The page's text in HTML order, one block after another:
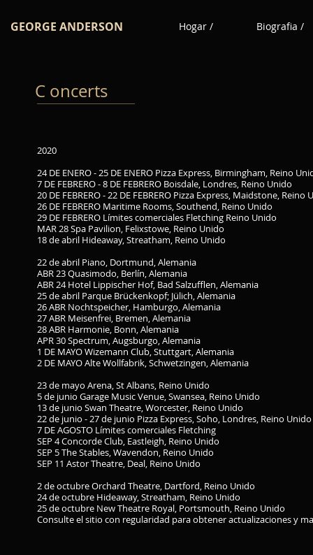
Hogar / Biografia /
GEORGE ANDERSON
C oncerts
2020
24 DE ENERO - 25 DE ENERO Pizza Express, Birmingham, Reino
7 DE FEBRERO - 8 DE FEBRERO Boisdale, Londres, Reino Unido
20 DE FEBRERO - 22 DE FEBRERO Pizza Express, Maidstone, Reino
26 DE FEBRERO Maritime Rooms, Southend, Reino Unido
29 DE FEBRERO Límites comerciales Fletching Reino Unido
MAR 28 Spa Pavilion, Felixstowe, Reino Unido
18 de abril Hideaway, Streatham, Reino Unido
22 de abril Piano, Dortmund, Alemania
ABR 23 Quasimodo, Berlín, Alemania
ABR 24 Hotel Lippischer Hof, Bad Salzufflen, Alemania
25 de abril Parque Brückenkopf; Jülich, Alemania
26 ABR Nochtspeicher, Hamburgo, Alemania
27 ABR Meisenfrei, Bremen, Alemania
28 ABR Harmonie, Bonn, Alemania
APR 30 Spectrum, Augsburgo, Alemania
1 DE MAYO Wizemann Club, Stuttgart, Alemania
2 DE MAYO Alte Wollfabrik, Schwetzingen, Alemania
23 de mayo Arena, St Albans, Reino Unido
5 de junio Garage Music Venue, Swansea, Reino Unido
13 de junio Swan Theatre, Worcester, Reino Unido
22 de junio - 27 de junio Pizza Express, Soho, Londres, Reino Unido
7 DE AGOSTO Límites comerciales Fletching
SEP 4 Concorde Club, Eastleigh, Reino Unido
SEP 5 The Stables, Wavendon, Reino Unido
SEP 11 Astor Theatre, Deal, Reino Unido
2 de octubre Orchard Theatre, Dartford, Reino Unido
24 de octubre Hideaway, Streatham, Reino Unido
25 de octubre New Theatre Royal, Portsmouth, Reino Unido
Consulte el sitio con regularidad para obtener actualizaciones y